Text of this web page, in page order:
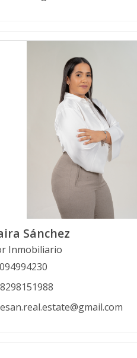
Sánchez
Inmobiliario